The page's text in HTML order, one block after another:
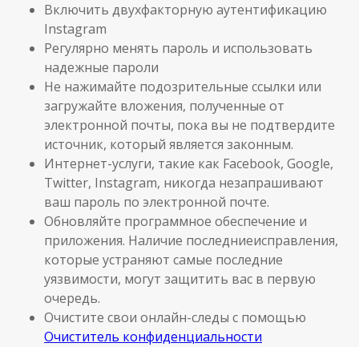
Включить двухфакторную аутентификацию
Instagram
Регулярно менять пароль и использовать
надежные пароли
Не нажимайте подозрительные ссылки или
загружайте вложения, полученные от
электронной почты, пока вы не подтвердите
источник, который является законным.
Интернет-услуги, такие как Facebook, Google,
Twitter, Instagram, никогда незапрашивают
ваш пароль по электронной почте.
Обновляйте программное обеспечение и
приложения. Наличие последниеисправления,
которые устраняют самые последние
уязвимости, могут защитить вас в первую
очередь.
Очистите свои онлайн-следы с помощью
Очиститель конфиденциальности